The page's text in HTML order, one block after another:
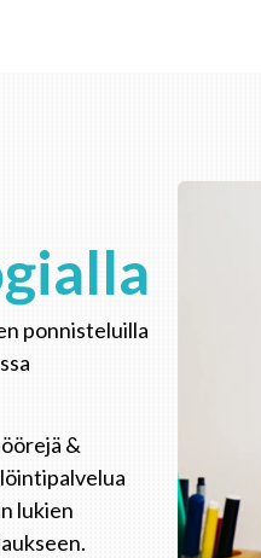
ponnisteluilla
&
lukien